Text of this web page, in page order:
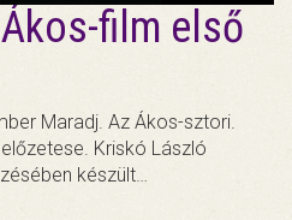
film első
Maradj. Az Ákos-sztori.
Kriskó László
készült…